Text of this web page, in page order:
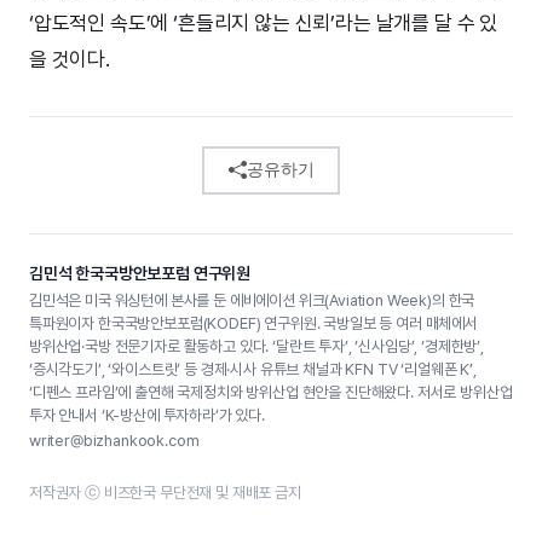
‘압도적인 속도’에 ‘흔들리지 않는 신뢰’라는 날개를 달 수 있
을 것이다.
공유하기
김민석 한국국방안보포럼 연구위원
김민석은 미국 워싱턴에 본사를 둔 에비에이션 위크(Aviation Week)의 한국
특파원이자 한국국방안보포럼(KODEF) 연구위원. 국방일보 등 여러 매체에서
방위산업·국방 전문기자로 활동하고 있다. ‘달란트 투자’, ‘신사임당’, ‘경제한방’,
‘증시각도기’, ‘와이스트릿’ 등 경제·시사 유튜브 채널과 KFN TV ‘리얼웨폰 K’,
‘디펜스 프라임’에 출연해 국제정치와 방위산업 현안을 진단해왔다. 저서로 방위산업
투자 안내서 ‘K-방산에 투자하라’가 있다.
writer@bizhankook.com
저작권자 ⓒ 비즈한국 무단전재 및 재배포 금지